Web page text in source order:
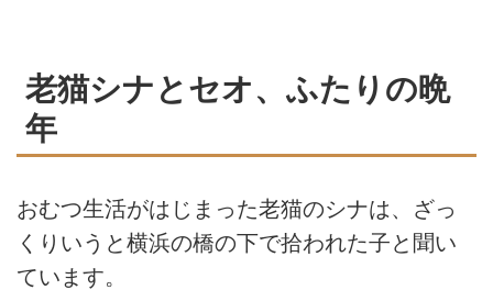
老猫シナとセオ、ふたりの晩
年
おむつ生活がはじまった老猫のシナは、ざっ
くりいうと横浜の橋の下で拾われた子と聞い
ています。